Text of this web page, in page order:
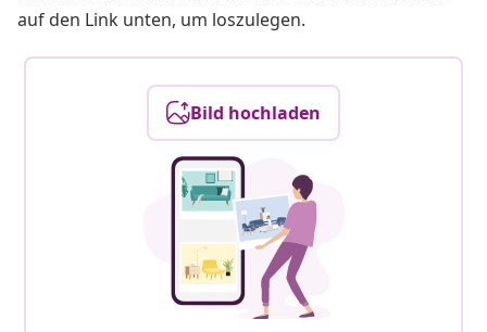
auf den Link unten, um loszulegen.
Bild hochladen